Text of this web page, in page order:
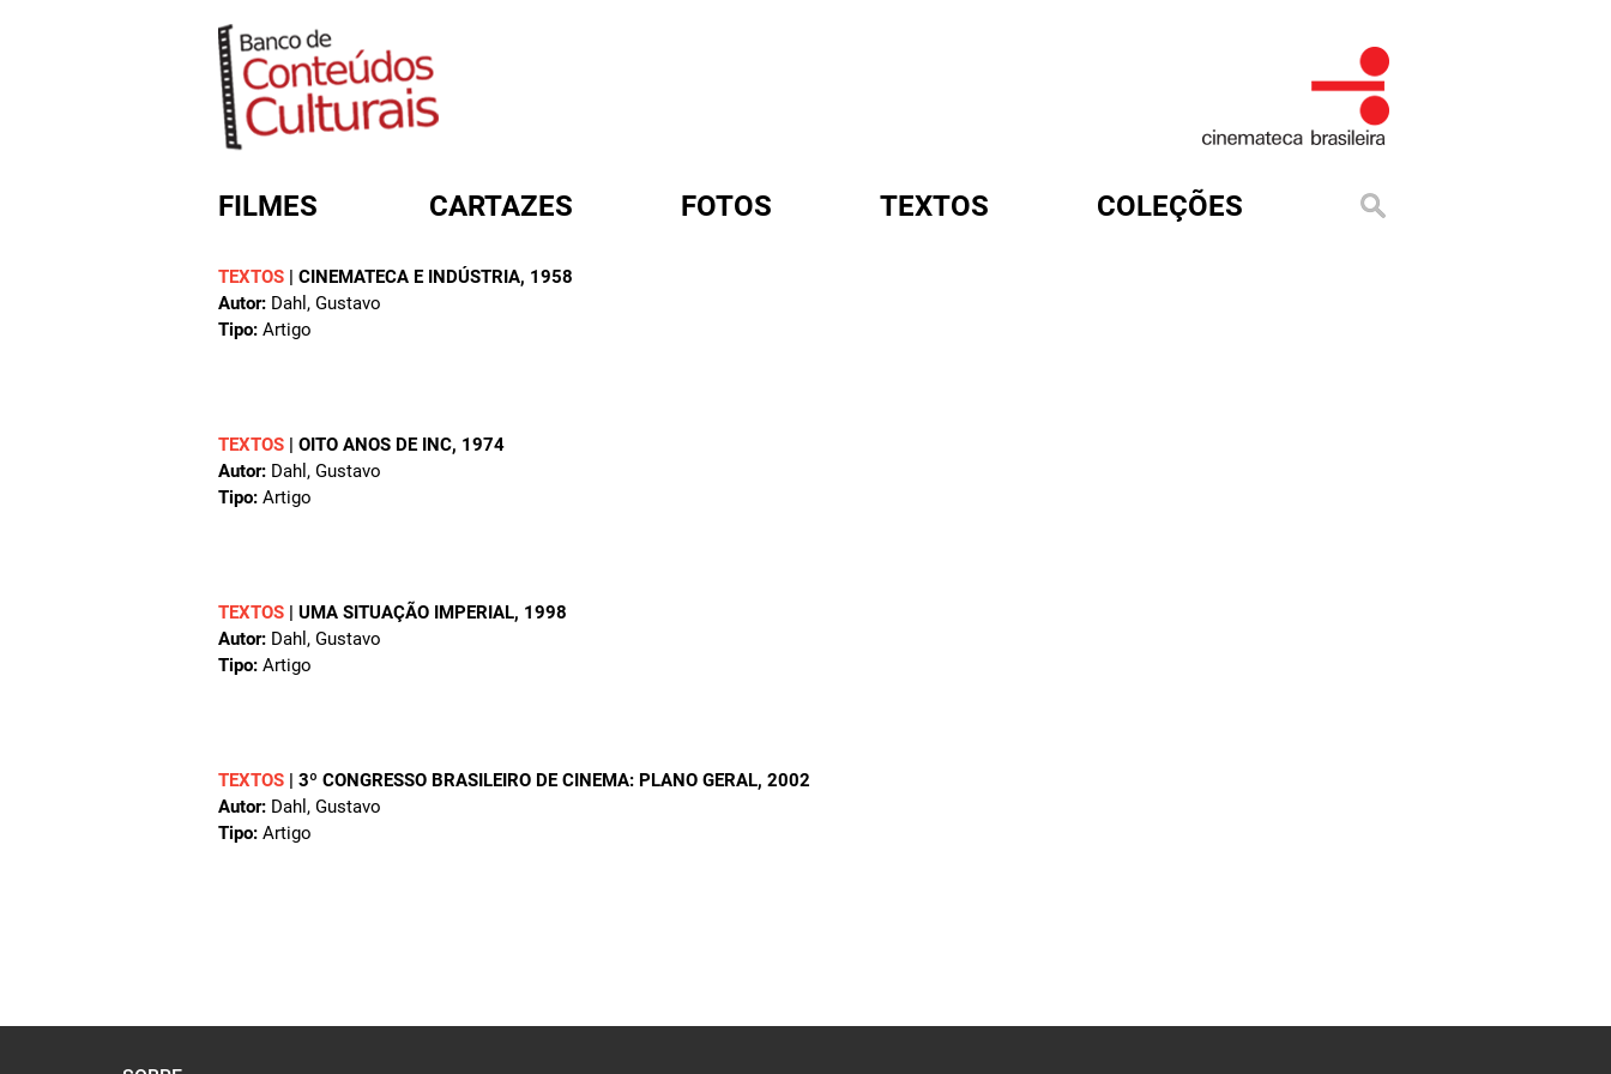
FILMES CARTAZES FOTOS TEXTOS COLEÇÕES
TEXTOS | CINEMATECA E INDÚSTRIA, 1958
Autor: Dahl, Gustavo
Tipo: Artigo
TEXTOS | OITO ANOS DE INC, 1974
Autor: Dahl, Gustavo
Tipo: Artigo
TEXTOS | UMA SITUAÇÃO IMPERIAL, 1998
Autor: Dahl, Gustavo
Tipo: Artigo
TEXTOS | 3º CONGRESSO BRASILEIRO DE CINEMA: PLANO GERAL, 2002
Autor: Dahl, Gustavo
Tipo: Artigo
FORMULÁRIO DE BUSCA